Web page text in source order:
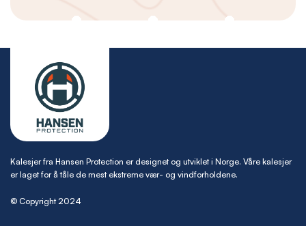
Kalesjer fra Hansen Protection er designet og utviklet i Norge. Våre kalesjer
er laget for å tåle de mest ekstreme vær- og vindforholdene.
© Copyright 2024